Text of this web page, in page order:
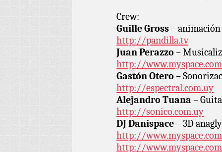
Crew:
Guille Gross–
http://pandilla.tv
Juan Perazzo –
http://
Gastón Otero –
http://espectral.com.uy
Alejandro Tuana –
http://sonico.com.uy
DJ Danispace– 3D
http://
http://